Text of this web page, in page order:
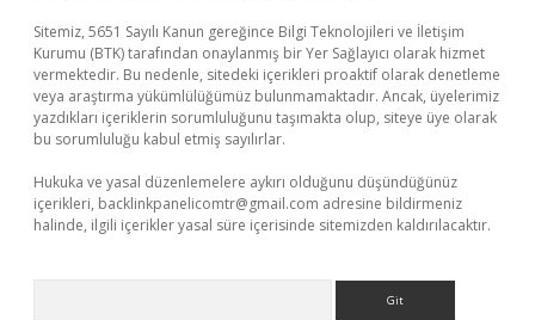
Sitemiz, 5651 Sayılı Kanun gereğince Bilgi Teknolojileri ve İletişim
Kurumu (BTK) tarafından onaylanmış bir Yer Sağlayıcı olarak hizmet
vermektedir. Bu nedenle, sitedeki içerikleri proaktif olarak denetleme
veya araştırma yükümlülüğümüz bulunmamaktadır. Ancak, üyelerimiz
yazdıkları içeriklerin sorumluluğunu taşımakta olup, siteye üye olarak
bu sorumluluğu kabul etmiş sayılırlar.
Hukuka ve yasal düzenlemelere aykırı olduğunu düşündüğünüz
içerikleri, backlinkpanelicomtr@gmail.com adresine bildirmeniz
halinde, ilgili içerikler yasal süre içerisinde sitemizden kaldırılacaktır.